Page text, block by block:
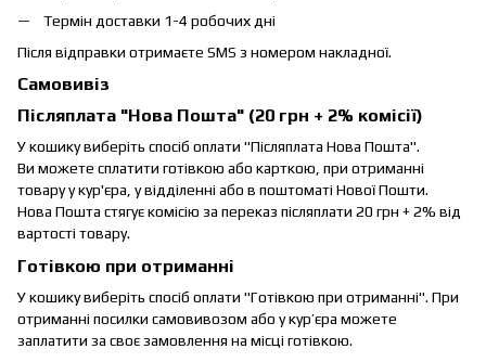
Термін доставки 1-4 робочих дні
Після відправки отримаєте SMS з номером накладної.
Самовивіз
Післяплата "Нова Пошта" (20 грн + 2% комісії)
У кошику виберіть спосіб оплати "Післяплата Нова Пошта".
Ви можете сплатити готівкою або карткою, при отриманні
товару у кур'єра, у відділенні або в поштоматі Нової Пошти.
Нова Пошта стягує комісію за переказ післяплати 20 грн + 2% від
вартості товару.
Готівкою при отриманні
У кошику виберіть спосіб оплати "Готівкою при отриманні". При
отриманні посилки самовивозом або у кур’єра можете
заплатити за своє замовлення на місці готівкою.